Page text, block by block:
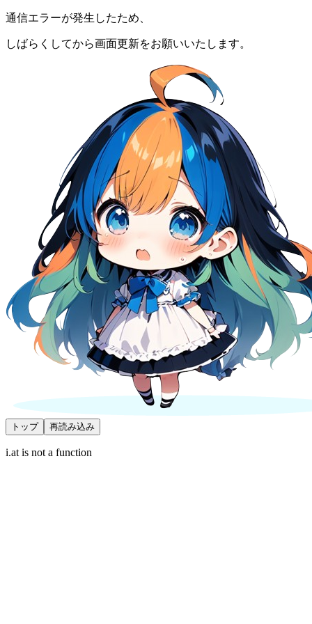
通信エラーが発生したため、
しばらくしてから画面更新をお願いいたします。
トップ 再読み込み
i.at is not a function